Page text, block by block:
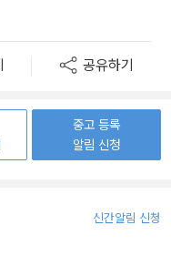
공유하기
중고 등록
알림 신청
신간알림 신청